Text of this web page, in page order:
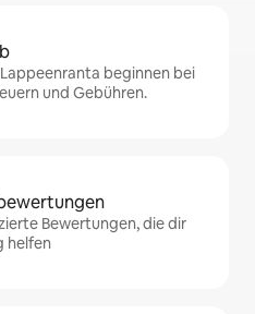
beginnen bei
und Gebühren.
Bewertungen, die dir
helfen